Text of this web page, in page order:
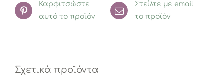
Καρφιτσώστε
αυτό το προϊόν
Στείλτε με email
το προϊόν
Σχετικά προϊόντα